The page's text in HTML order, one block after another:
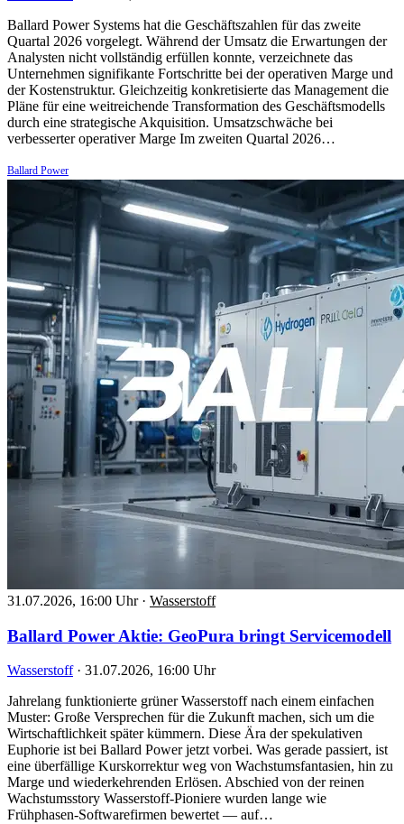
Ballard Power Systems hat die Geschäftszahlen für das zweite
Quartal 2026 vorgelegt. Während der Umsatz die Erwartungen der
Analysten nicht vollständig erfüllen konnte, verzeichnete das
Unternehmen signifikante Fortschritte bei der operativen Marge und
der Kostenstruktur. Gleichzeitig konkretisierte das Management die
Pläne für eine weitreichende Transformation des Geschäftsmodells
durch eine strategische Akquisition. Umsatzschwäche bei
verbesserter operativer Marge Im zweiten Quartal 2026…
Ballard Power
31.07.2026, 16:00 Uhr · Wasserstoff
Ballard Power Aktie: GeoPura bringt Servicemodell
Wasserstoff · 31.07.2026, 16:00 Uhr
Jahrelang funktionierte grüner Wasserstoff nach einem einfachen
Muster: Große Versprechen für die Zukunft machen, sich um die
Wirtschaftlichkeit später kümmern. Diese Ära der spekulativen
Euphorie ist bei Ballard Power jetzt vorbei. Was gerade passiert, ist
eine überfällige Kurskorrektur weg von Wachstumsfantasien, hin zu
Marge und wiederkehrenden Erlösen. Abschied von der reinen
Wachstumsstory Wasserstoff-Pioniere wurden lange wie
Frühphasen-Softwarefirmen bewertet — auf…